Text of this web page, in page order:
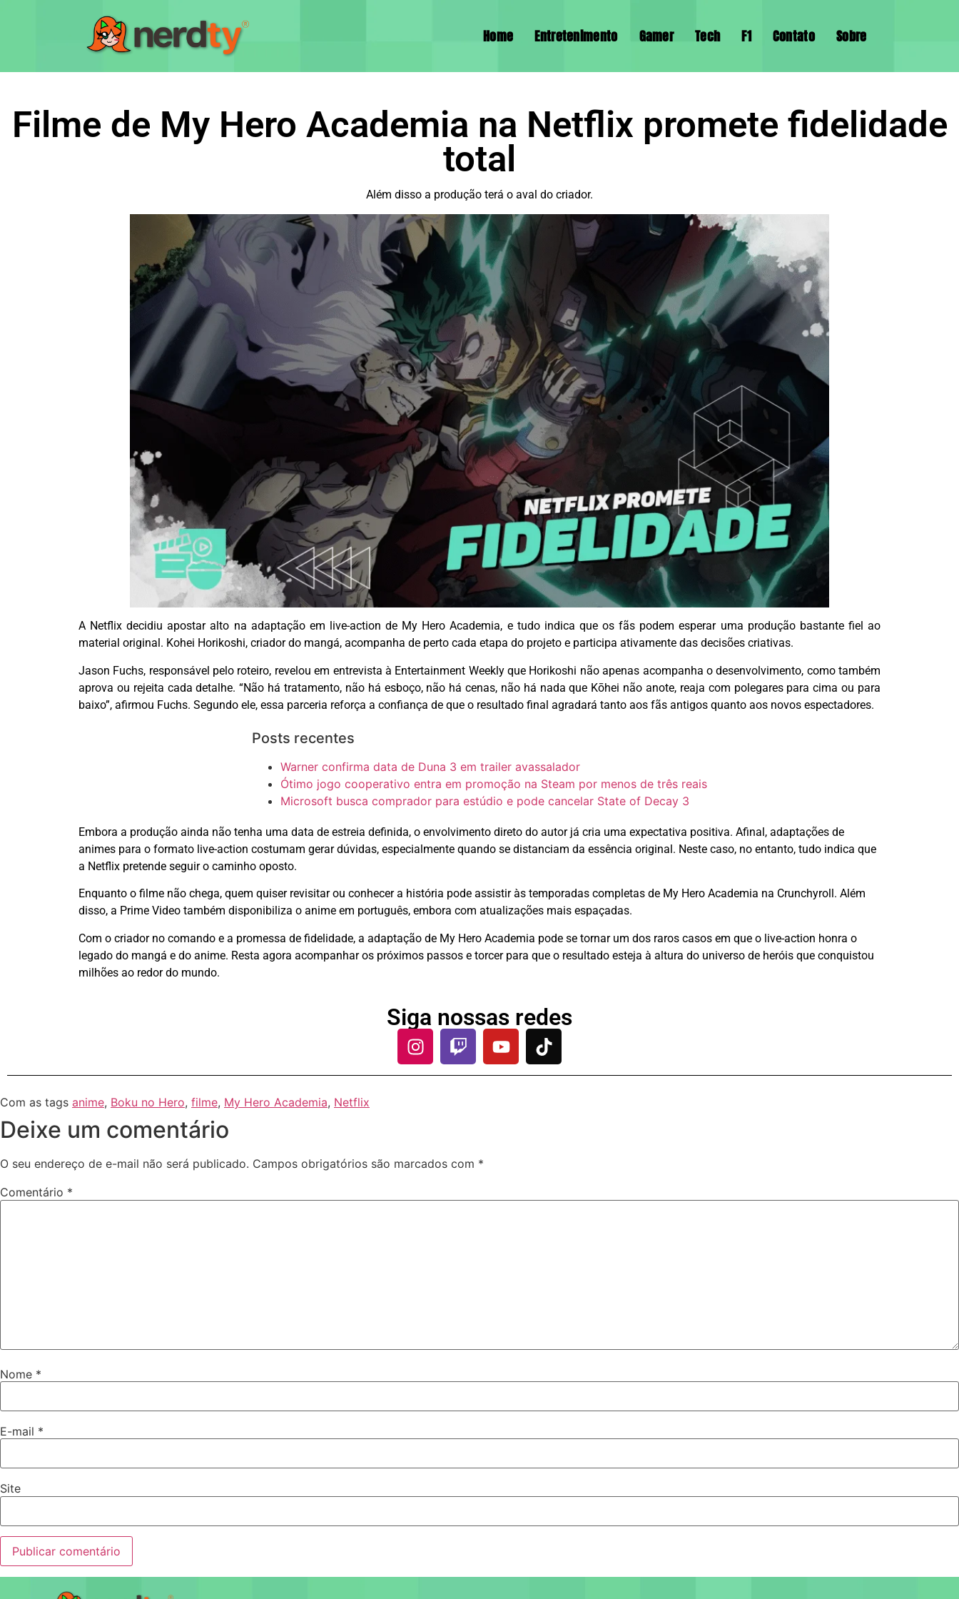
Home Entretenimento Gamer Tech F1 Contato Sobre
Filme de My Hero Academia na Netflix promete fidelidade
total
Além disso a produção terá o aval do criador.
A Netflix decidiu apostar alto na adaptação em live-action de My Hero Academia, e tudo indica que os fãs podem esperar uma produção bastante fiel ao
material original. Kohei Horikoshi, criador do mangá, acompanha de perto cada etapa do projeto e participa ativamente das decisões criativas.
Jason Fuchs, responsável pelo roteiro, revelou em entrevista à Entertainment Weeklyque Horikoshi não apenas acompanha o desenvolvimento, como também
aprova ou rejeita cada detalhe. “Não há tratamento, não há esboço, não há cenas, não há nada que Kōhei não anote, reaja com polegares para cima ou para
baixo”, afirmou Fuchs. Segundo ele, essa parceria reforça a confiança de que o resultado final agradará tanto aos fãs antigos quanto aos novos espectadores.
Posts recentes
Warner confirma data de Duna 3 em trailer avassalador
Ótimo jogo cooperativo entra em promoção na Steam por menos de três reais
Microsoft busca comprador para estúdio e pode cancelar State of Decay 3
Embora a produção ainda não tenha uma data de estreia definida, o envolvimento direto do autor já cria uma expectativa positiva. Afinal, adaptações de
animes para o formato live-action costumam gerar dúvidas, especialmente quando se distanciam da essência original. Neste caso, no entanto, tudo indica que
a Netflix pretende seguir o caminho oposto.
Enquanto o filme não chega, quem quiser revisitar ou conhecer a história pode assistir às temporadas completas de My Hero Academia na Crunchyroll . Além
disso, a Prime Video também disponibiliza o anime em português, embora com atualizações mais espaçadas.
Com o criador no comando e a promessa de fidelidade, a adaptação de My Hero Academia pode se tornar um dos raros casos em que o live-action honra o
legado do mangá e do anime. Resta agora acompanhar os próximos passos e torcer para que o resultado esteja à altura do universo de heróis que conquistou
milhões ao redor do mundo.
Siga nossas redes
Com as tags anime, Boku no Hero, filme, My Hero Academia, Netflix
Deixe um comentário
O seu endereço de e-mail não será publicado. Campos obrigatórios são marcados com *
Comentário *
Nome *
E-mail *
Site